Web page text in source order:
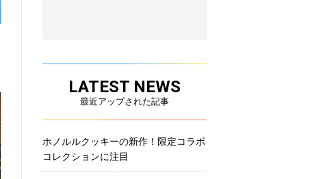
LATEST NEWS
最近アップされた記事
ホノルルクッキーの新作！限定コラボ
コレクションに注目